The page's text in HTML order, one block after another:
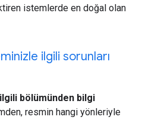
istemlerde en doğal olan
ilgili sorunları
bölümünden bilgi
resmin hangi yönleriyle